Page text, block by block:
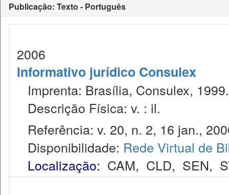
Publicação: Texto - Português
2006
Informativo jurídico Consulex
Imprenta: Brasília, Consulex, 1999.
Descrição Física: v. : il.
Referência: v. 20, n. 2, 16 jan.,
Disponibilidade: Rede Virtual de
Localização: CAM, CLD, SEN,